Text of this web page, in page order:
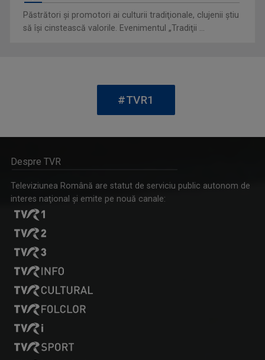
PROFESIONIŞTII ... CU EUGENIA VODĂ
Este una dintre cele mai apreciate şi urmărite ...
ROCK MANIAC
Păstrători şi promotori ai culturii tradiţionale, clujenii ştiu
să îşi cinstească valorile. Evenimentul „Tradiţii ...
#TVR1
Despre TVR
Televiziunea Română are statut de serviciu public autonom de
interes naţional şi emite pe nouă canale: